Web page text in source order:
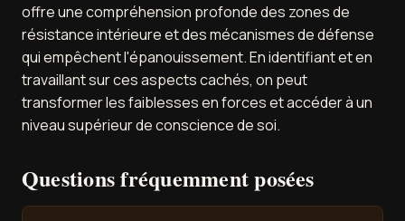
offre une compréhension profonde des zones de
résistance intérieure et des mécanismes de défense
qui empêchent l'épanouissement. En identifiant et en
travaillant sur ces aspects cachés, on peut
transformer les faiblesses en forces et accéder à un
niveau supérieur de conscience de soi.
Questions fréquemment posées